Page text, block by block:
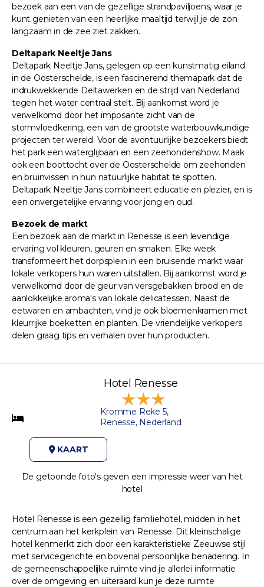
bezoek aan een van de gezellige strandpaviljoens, waar je
kunt genieten van een heerlijke maaltijd terwijl je de zon
langzaam in de zee ziet zakken.
Deltapark Neeltje Jans
Deltapark Neeltje Jans, gelegen op een kunstmatig eiland
in de Oosterschelde, is een fascinerend themapark dat de
indrukwekkende Deltawerken en de strijd van Nederland
tegen het water centraal stelt. Bij aankomst word je
verwelkomd door het imposante zicht van de
stormvloedkering, een van de grootste waterbouwkundige
projecten ter wereld. Voor de avontuurlijke bezoekers biedt
het park een waterglijbaan en een zeehondenshow. Maak
ook een boottocht over de Oosterschelde om zeehonden
en bruinvissen in hun natuurlijke habitat te spotten.
Deltapark Neeltje Jans combineert educatie en plezier, en is
een onvergetelijke ervaring voor jong en oud.
Bezoek de markt
Een bezoek aan de markt in Renesse is een levendige
ervaring vol kleuren, geuren en smaken. Elke week
transformeert het dorpsplein in een bruisende markt waar
lokale verkopers hun waren uitstallen. Bij aankomst word je
verwelkomd door de geur van versgebakken brood en de
aanlokkelijke aroma's van lokale delicatessen. Naast de
eetwaren en ambachten, vind je ook bloemenkramen met
kleurrijke boeketten en planten. De vriendelijke verkopers
delen graag tips en verhalen over hun producten.
Hotel Renesse
Kromme Reke 5,
Renesse, Nederland
KAART
De getoonde foto's geven een impressie weer van het
hotel
Hotel Renesse is een gezellig familiehotel, midden in het
centrum aan het kerkplein van Renesse. Dit kleinschalige
hotel kenmerkt zich door een karakteristieke Zeeuwse stijl
met servicegerichte en bovenal persoonlijke benadering. In
de gemeenschappelijke ruimte vind je allerlei informatie
over de omgeving en uiteraard kun je deze ruimte